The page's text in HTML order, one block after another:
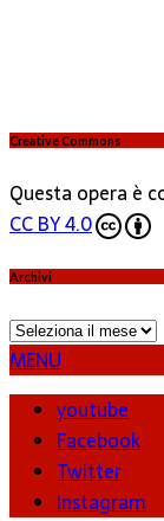
Creative Commons
Questa opera è
CC BY 4.0
Archivi
Archivi
MENU
youtube
Facebook
Twitter
Instagram